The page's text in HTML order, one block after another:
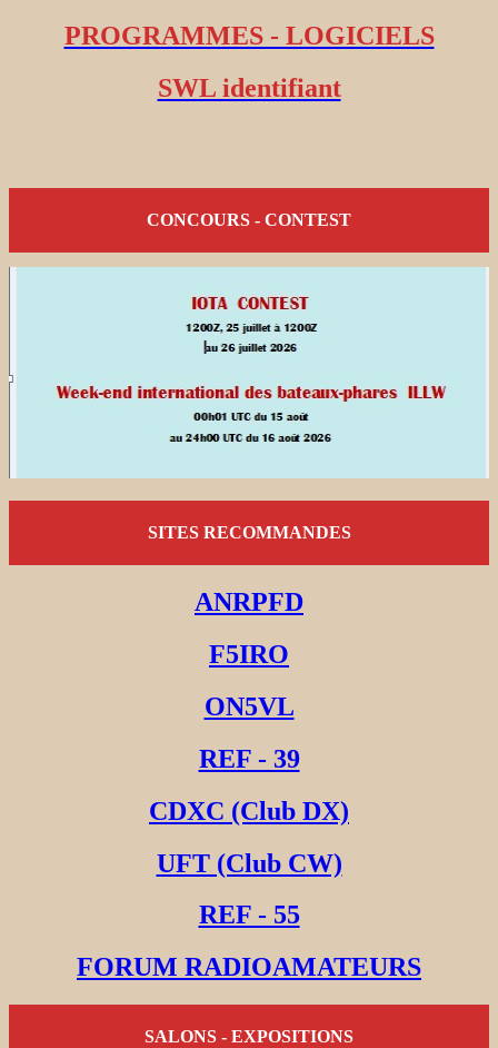
PROGRAMMES - LOGICIELS
SWL identifiant
CONCOURS - CONTEST
SITES RECOMMANDES
ANRPFD
F5IRO
ON5VL
REF - 39
CDXC (Club DX)
UFT (Club CW)
REF - 55
FORUM RADIOAMATEURS
SALONS - EXPOSITIONS